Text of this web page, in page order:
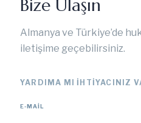
Bize Ulaşın
Almanya ve Türkiye’de
iletişime geçebilirsiniz.
YARDIMA MI IHTIYACINIZ
E-MAIL